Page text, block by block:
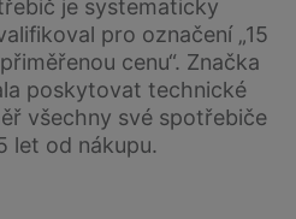
je systematicky
pro označení „15
cenu“. Značka
poskytovat technické
všechny své spotřebiče
let od nákupu.